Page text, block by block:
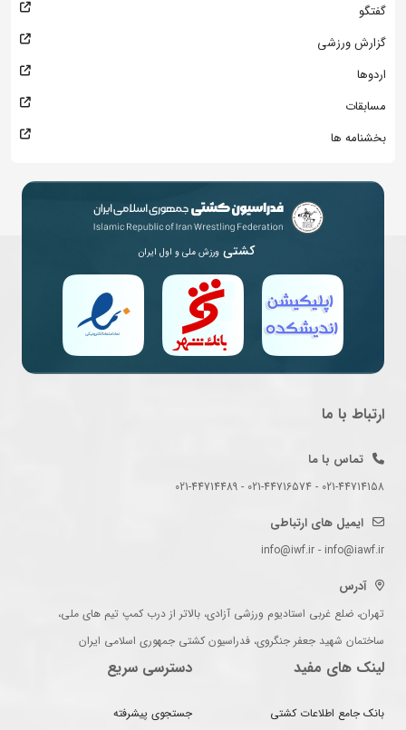
گفتگو
گزارش ورزشی
اردوها
مسابقات
بخشنامه ها
کشتی ورزش ملی و اول ایران
ارتباط با ما
تماس با ما
021-44714158 - 021-44716574 - 021-44714489
ایمیل های ارتباطی
info@iwf.ir - info@iawf.ir
آدرس
تهران، ضلع غربی استادیوم ورزشی آزادی، بالاتر از درب کمپ تیم های ملی،
ساختمان شهید جعفر جنگروی، فدراسیون کشتی جمهوری اسلامی ایران
لینک های مفید
بانک جامع اطلاعات کشتی
دسترسی سریع
جستجوی پیشرفته